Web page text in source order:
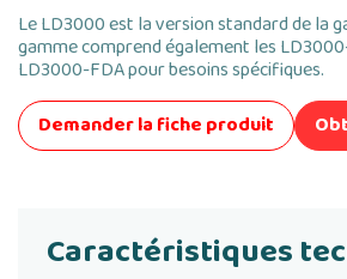
Le LD3000 est la version standard de la
gamme comprend également les
LD3000-FDA pour besoins spécifiques.
Demander la fiche produit
Caractéristiques